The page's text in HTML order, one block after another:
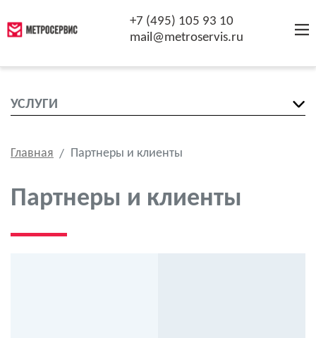
+7 (495) 105 93 10
mail@metroservis.ru
УСЛУГИ
Главная Партнеры и клиенты
Партнеры и клиенты